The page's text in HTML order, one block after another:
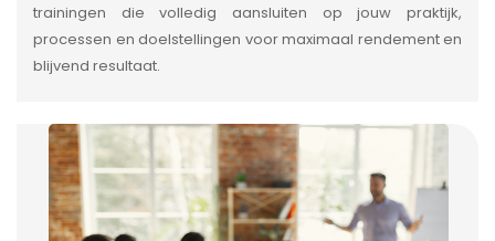
trainingen die volledig aansluiten op jouw praktijk,
processen en doelstellingen voor maximaal rendement en
blijvend resultaat.